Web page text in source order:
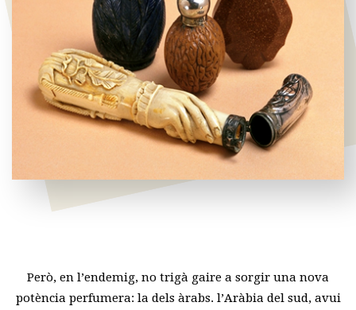
Però, en l’endemig, no trigà gaire a sorgir una nova
potència perfumera: la dels àrabs. l’Aràbia del sud, avui